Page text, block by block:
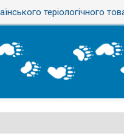
теріологічного